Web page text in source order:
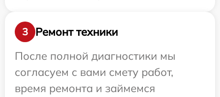
3
Ремонт техники
После полной диагностики мы
согласуем с вами смету работ,
время ремонта и займемся